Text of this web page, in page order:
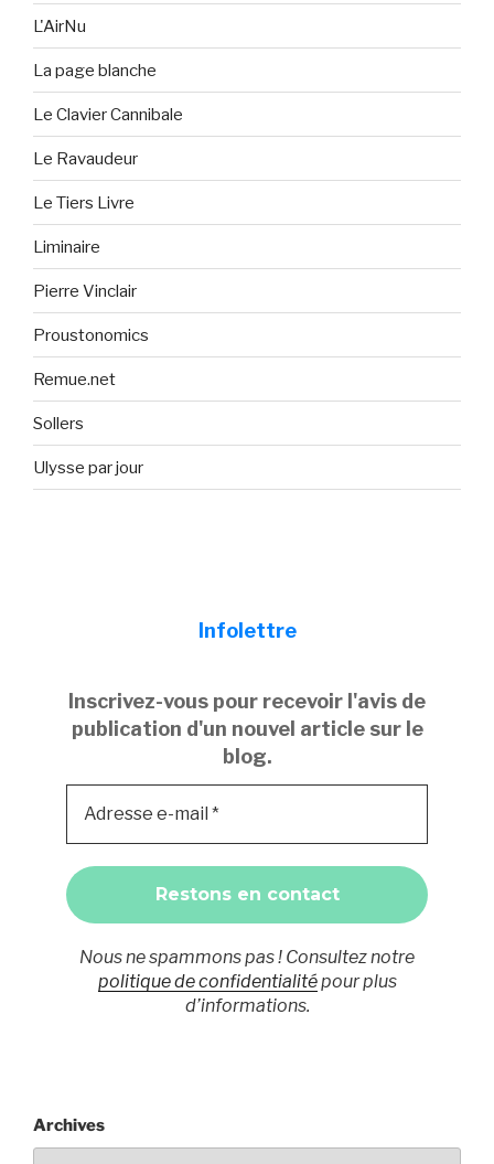
L'AirNu
La page blanche
Le Clavier Cannibale
Le Ravaudeur
Le Tiers Livre
Liminaire
Pierre Vinclair
Proustonomics
Remue.net
Sollers
Ulysse par jour
Infolettre
Inscrivez-vous pour recevoir l'avis de
publication d'un nouvel article sur le
blog.
Nous ne spammons pas ! Consultez notre
politique de confidentialitépour plus
d’informations.
Archives